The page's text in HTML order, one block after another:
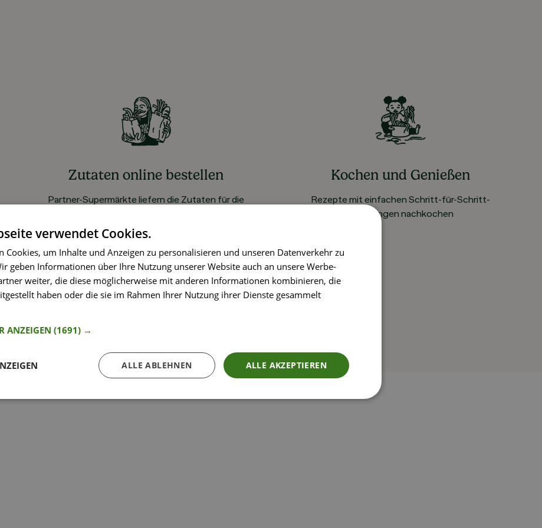
Zutaten online bestellen
Partner-Supermärkte liefern die Zutaten für die
Kochen und Genießen
Rezepte mit einfachen Schritt-für-Schritt-
Anleitungen nachkochen
So funktioniert’s
verwendet Cookies.
Cookies, um Inhalte und Anzeigen zu personalisieren und unseren Datenverkehr zu
geben Informationen über Ihre Nutzung unserer Website auch an unsere Werbe-
weiter, die diese möglicherweise mit anderen Informationen kombinieren, die
haben oder die sie im Rahmen Ihrer Nutzung ihrer Dienste gesammelt
ANZEIGEN (1691) →
ALLE AKZEPTIEREN
ALLE ABLEHNEN